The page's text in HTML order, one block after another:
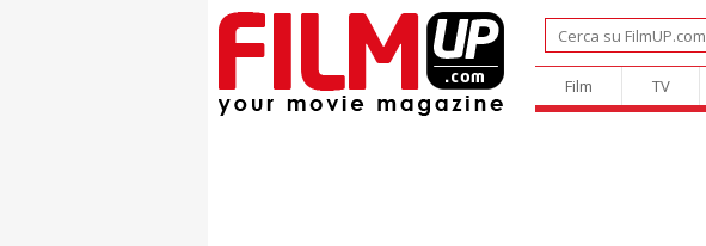
Film TV